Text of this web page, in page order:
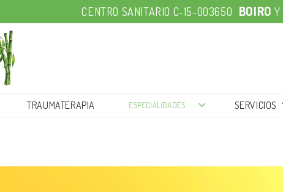
CENTRO SANITARIO C-15-003650 BOIRO Y
TRAUMATERAPIA ESPECIALIDADES SERVICIOS